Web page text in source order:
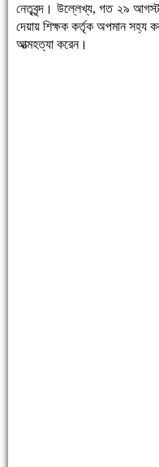
নেতৃবৃন্দ। উল্লেখ্য, গত ২৯ আগস্ট
দেয়ায় শিক্ষক কর্তৃক অপমান সহ্য
আত্মহত্যা করেন।